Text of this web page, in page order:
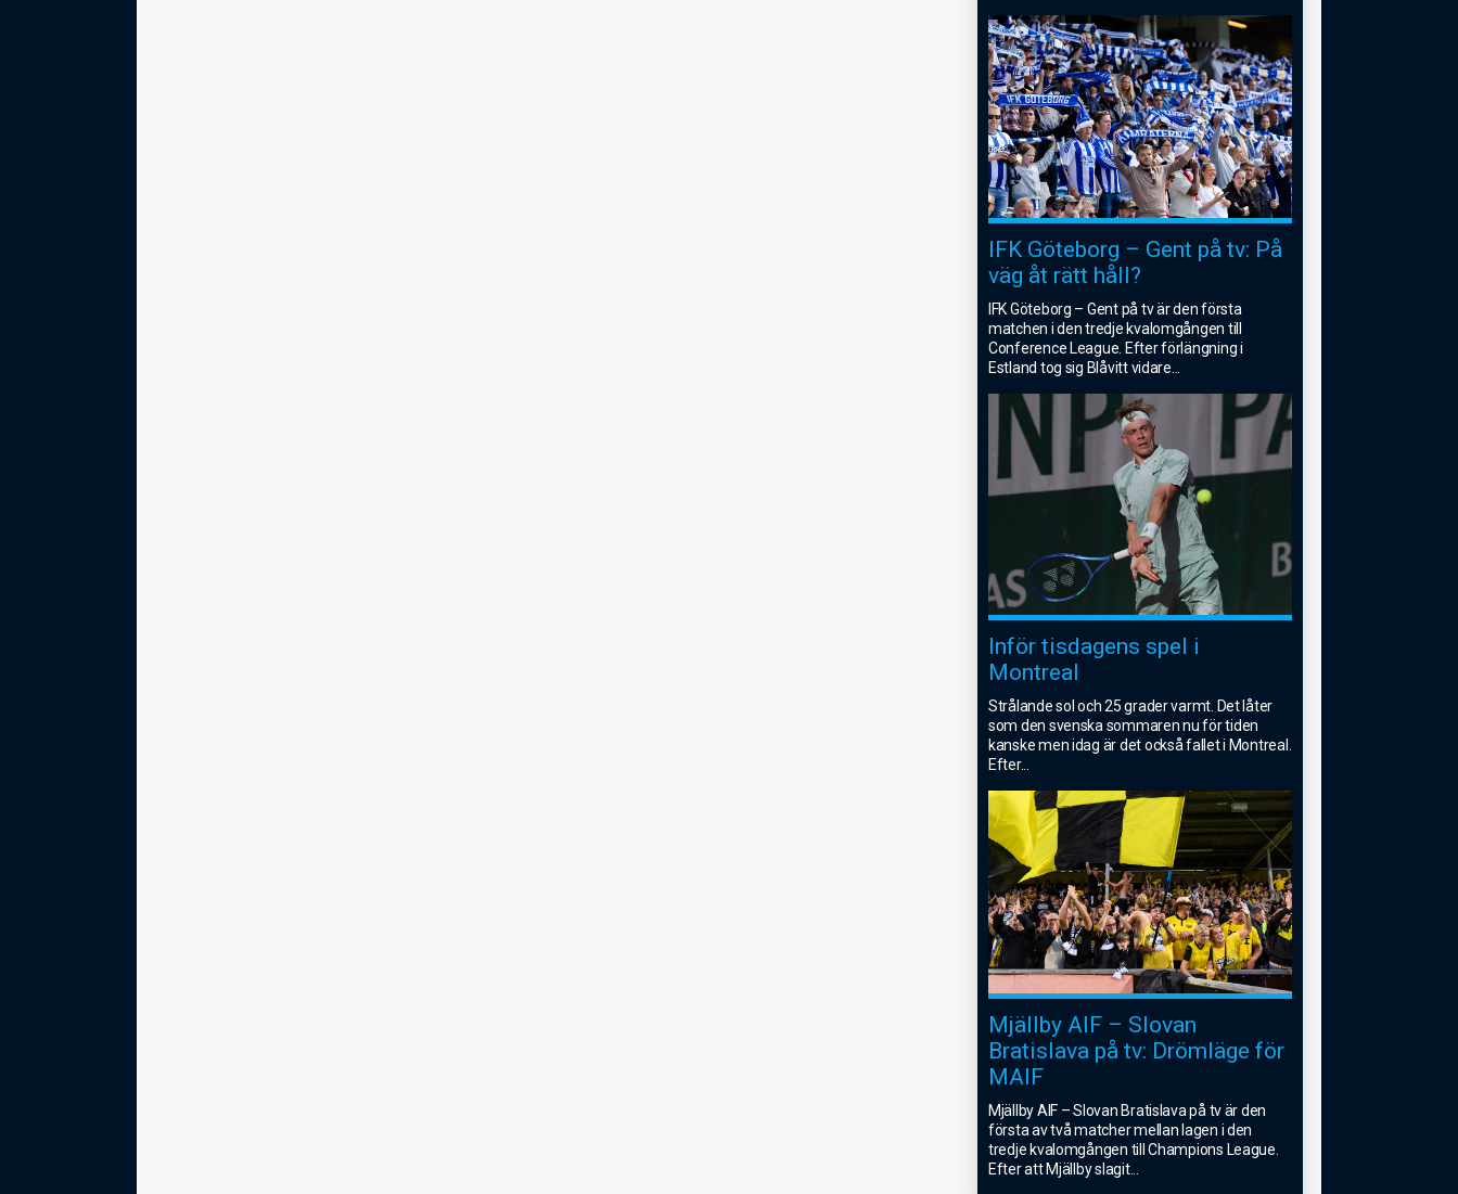
IFK Göteborg – Gent på tv: På
väg åt rätt håll?
IFK Göteborg – Gent på tv är den första
matchen i den tredje kvalomgången till
Conference League. Efter förlängning i
Estland tog sig Blåvitt vidare
Inför tisdagens spel i
Montreal
Strålande sol och 25 grader varmt. Det låter
som den svenska sommaren nu för tiden
kanske men idag är det också fallet i Montreal.
Efter...
Mjällby AIF – Slovan
Bratislava på tv: Drömläge för
MAIF
Mjällby AIF – Slovan Bratislava på tv är den
första av två matcher mellan lagen i den
tredje kvalomgången till Champions League.
Efter att Mjällby slagit...